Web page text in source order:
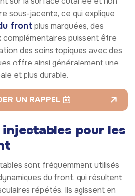
sous-jacente, ce qui explique
front plus marquées, des
complémentaires puissent être
des soins topiques avec des
offre ainsi généralement une
et plus durable.
UN RAPPEL
pour les
sont fréquemment utilisés
du front, qui résultent
répétés. Ils agissent en